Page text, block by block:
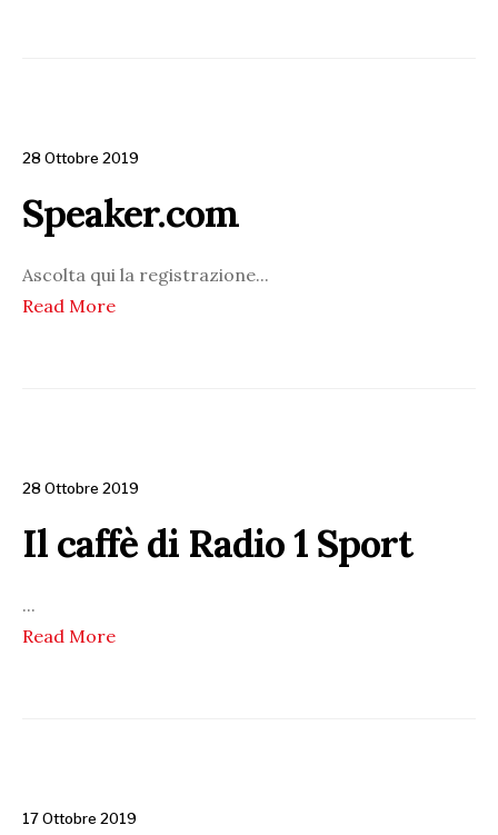
28 Ottobre 2019
Speaker.com
Ascolta qui la registrazione...
Read More
28 Ottobre 2019
Il caffè di Radio 1 Sport
...
Read More
17 Ottobre 2019